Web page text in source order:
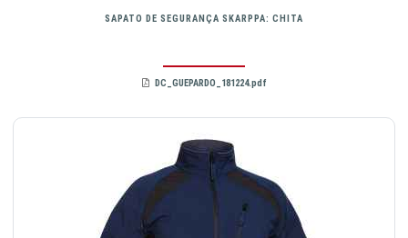
SAPATO DE SEGURANÇA SKARPPA: CHITA
DC_GUEPARDO_181224.pdf